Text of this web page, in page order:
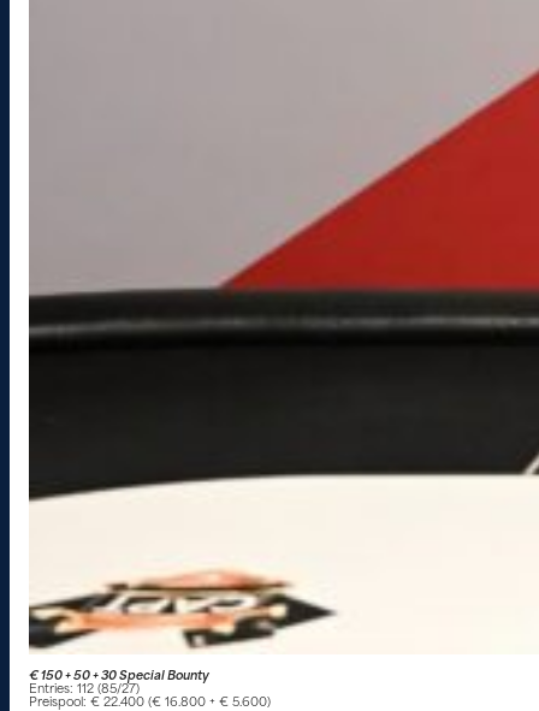
€ 150 + 50 + 30 Special Bounty
Entries: 112 (85/27)
Preispool: € 22.400 (€ 16.800 + € 5.600)